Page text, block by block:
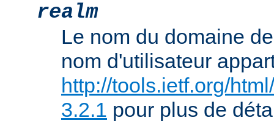
realm
Le nom du domaine
nom d'utilisateur
http://tools.ietf.org/
3.2.1 pour plus de